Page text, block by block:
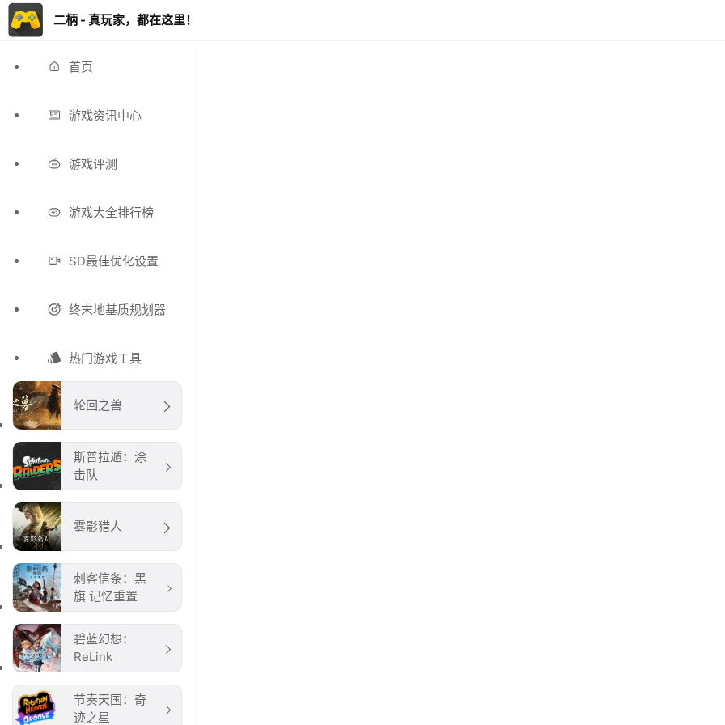
二柄 - 真玩家，都在这里！
首页
游戏资讯中心
游戏评测
游戏大全排行榜
SD最佳优化设置
终末地基质规划器
热门游戏工具
轮回之兽
斯普拉遁：涂
击队
雾影猎人
刺客信条：黑
旗 记忆重置
碧蓝幻想：
ReLink
节奏天国：奇
迹之星